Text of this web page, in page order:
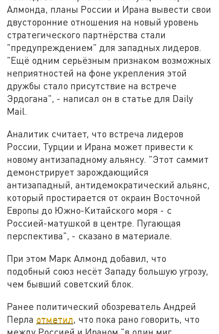
Алмонда, планы России и Ирана вывести свои
двусторонние отношения на новый уровень
стратегического партнёрства стали
"предупреждением" для западных лидеров.
"Ещё одним серьёзным признаком возможных
неприятностей на фоне укрепления этой
дружбы стало присутствие на встрече
Эрдогана", - написал он в статье для Daily
Mail.
Аналитик считает, что встреча лидеров
России, Турции и Ирана может привести к
новому антизападному альянсу. "Этот саммит
демонстрирует зарождающийся
антизападный, антидемократический альянс,
который простирается от окраин Восточной
Европы до Южно-Китайского моря - с
Россией-матушкой в центре. Пугающая
перспектива", - сказано в материале.
При этом Марк Алмонд добавил, что
подобный союз несёт Западу большую угрозу,
чем бывший советский блок.
Ранее политический обозреватель Андрей
Перла отметил , что пока рано говорить, что
между Россией и Ираном "в один миг